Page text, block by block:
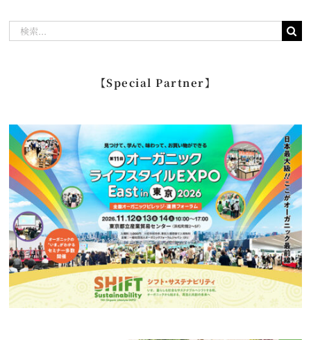
【Special Partner】